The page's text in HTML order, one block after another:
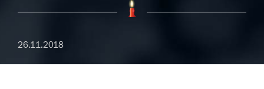
26.11.2018